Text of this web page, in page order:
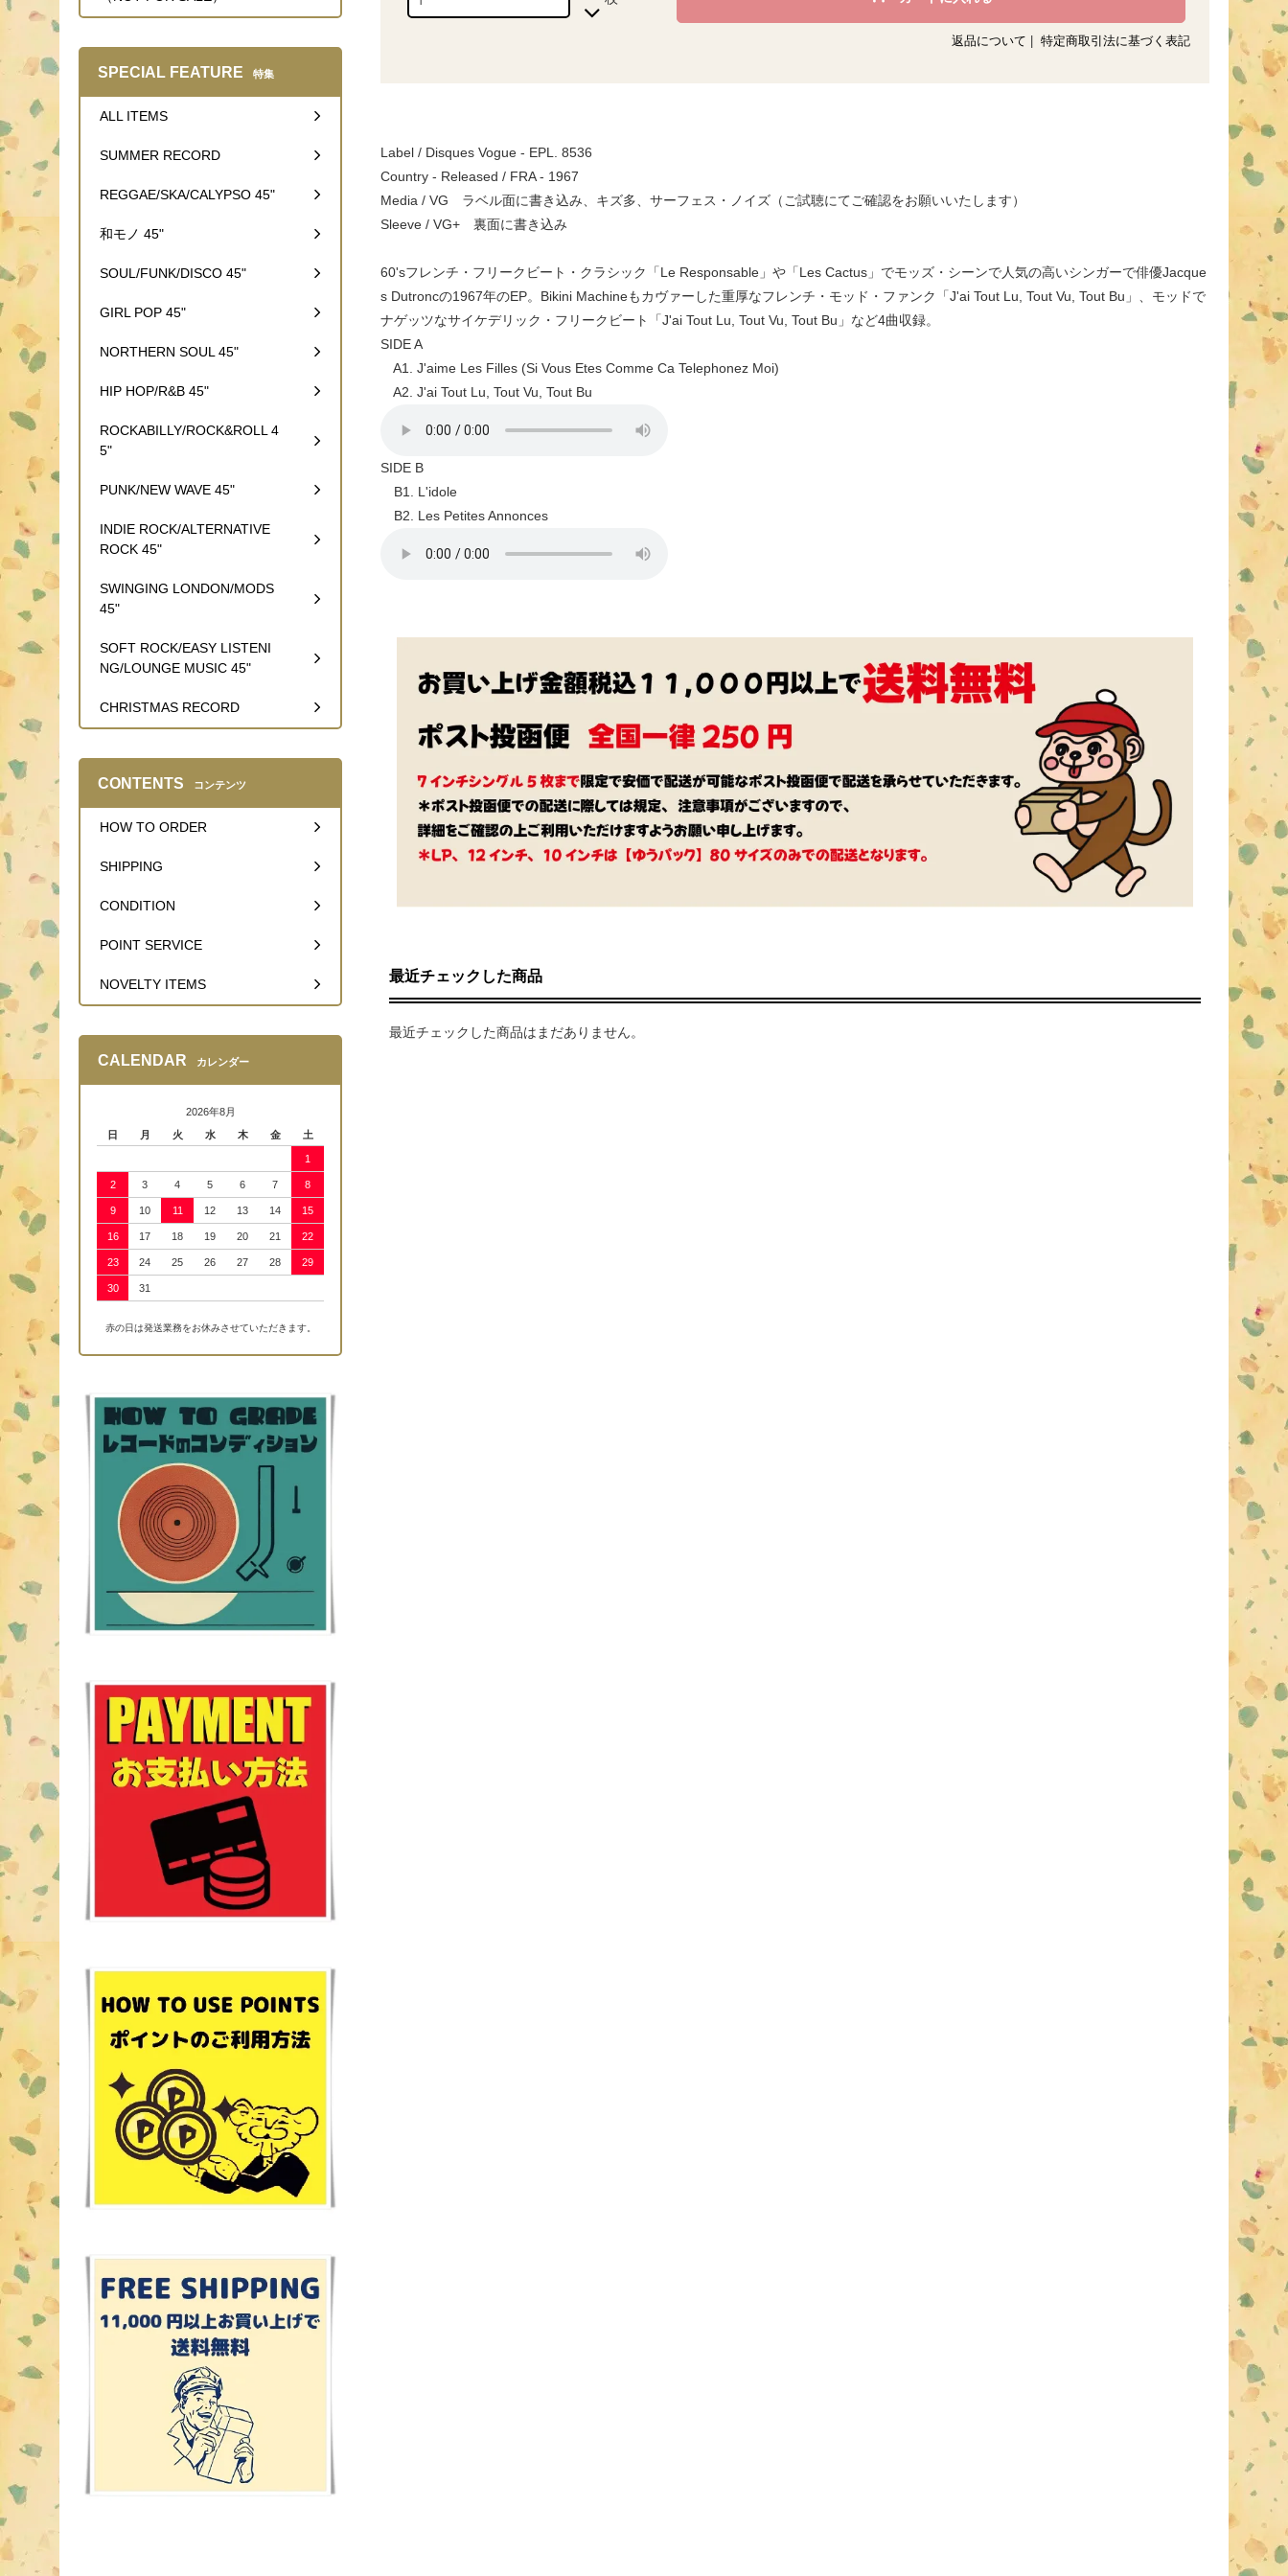
返品について 特定商取引法に基づく表記
Label / Disques Vogue - EPL. 8536
Country - Released / FRA - 1967
Media / VG ラベル面に書き込み、キズ多、サーフェス・ノイズ（ご試聴にてご確認をお願いいたします）
Sleeve / VG+ 裏面に書き込み
60'sフレンチ・フリークビート・クラシック「Le Responsable」や「Les Cactus」でモッズ・シーンで人気の高いシンガーで俳優Jacque
s Dutroncの1967年のEP。Bikini Machineもカヴァーした重厚なフレンチ・モッド・ファンク「J'ai Tout Lu, Tout Vu, Tout Bu」、モッドで
ナゲッツなサイケデリック・フリークビート「J'ai Tout Lu, Tout Vu, Tout Bu」など4曲収録。
SIDE A
A1. J'aime Les Filles (Si Vous Etes Comme Ca Telephonez Moi)
A2. J'ai Tout Lu, Tout Vu, Tout Bu
SIDE B
B1. L'idole
B2. Les Petites Annonces
最近チェックした商品
最近チェックした商品はまだありません。
SPECIAL FEATURE 特集
ALL ITEMS
SUMMER RECORD
REGGAE/SKA/CALYPSO 45"
和モノ 45"
SOUL/FUNK/DISCO 45"
GIRL POP 45"
NORTHERN SOUL 45"
HIP HOP/R&B 45"
ROCKABILLY/ROCK&ROLL 4
5"
PUNK/NEW WAVE 45"
INDIE ROCK/ALTERNATIVE
ROCK 45"
SWINGING LONDON/MODS
45"
SOFT ROCK/EASY LISTENI
NG/LOUNGE MUSIC 45"
CHRISTMAS RECORD
CONTENTS コンテンツ
HOW TO ORDER
SHIPPING
CONDITION
POINT SERVICE
NOVELTY ITEMS
CALENDAR カレンダー
2026年8月
日
月 火 水 木 金 土
1
2 3 4 5 6 7 8
9 10 11 12 13 14 15
16 17 18 19 20 21 22
23 24 25 26 27 28 29
30 31
赤の日は発送業務をお休みさせていただきます。